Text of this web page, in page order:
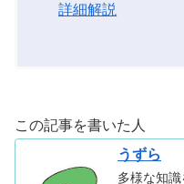
詳細解説
この記事を書いた人
うずら
多様な知